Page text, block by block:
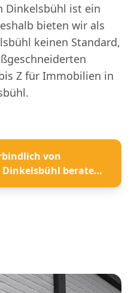
Dinkelsbühl ist ein
bieten wir als
keinen Standard,
Z für Immobilien in
von
beraten